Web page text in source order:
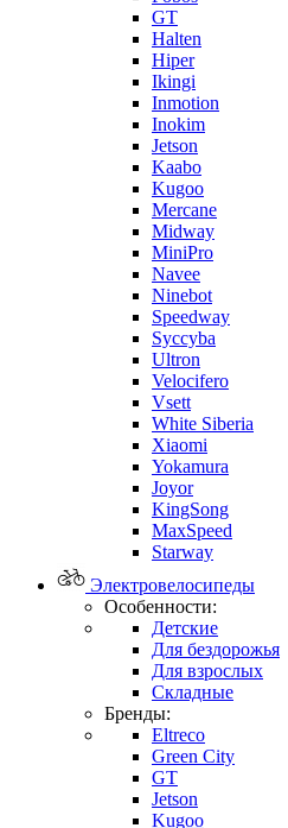
GT
Halten
Hiper
Ikingi
Inmotion
Inokim
Jetson
Kaabo
Kugoo
Mercane
Midway
MiniPro
Navee
Ninebot
Speedway
Syccyba
Ultron
Velocifero
Vsett
White Siberia
Xiaomi
Yokamura
Joyor
KingSong
MaxSpeed
Starway
Электровелосипеды
Особенности:
Детские
Для бездорожья
Для взрослых
Складные
Бренды:
Eltreco
Green City
GT
Jetson
Kugoo